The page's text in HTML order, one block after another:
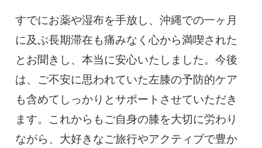
すでにお薬や湿布を手放し、沖縄での一ヶ月
に及ぶ長期滞在も痛みなく心から満喫された
とお聞きし、本当に安心いたしました。今後
は、ご不安に思われていた左膝の予防的ケア
も含めてしっかりとサポートさせていただき
ます。これからもご自身の膝を大切に労わり
ながら、大好きなご旅行やアクティブで豊か